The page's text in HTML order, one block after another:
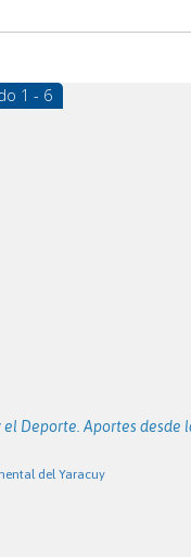
1 - 6
Deporte. Aportes desde
del Yaracuy